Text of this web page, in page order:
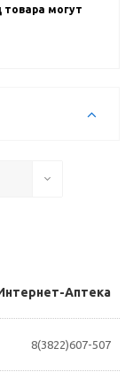
товара могут
Аптека
8(3822)607-507